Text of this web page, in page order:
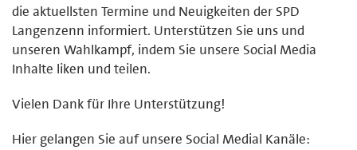
die aktuellsten Termine und Neuigkeiten der SPD
Langenzenn informiert. Unterstützen Sie uns und
unseren Wahlkampf, indem Sie unsere Social Media
Inhalte liken und teilen.
Vielen Dank für Ihre Unterstützung!
Hier gelangen Sie auf unsere Social Medial Kanäle: